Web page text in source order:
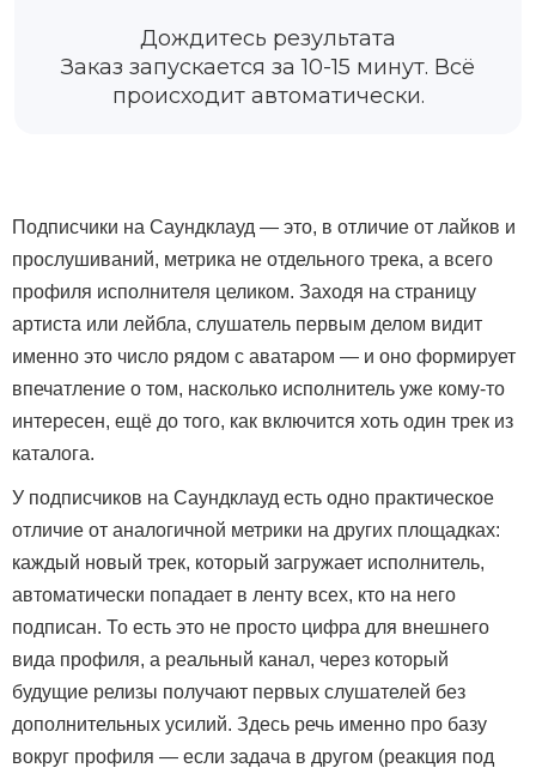
Дождитесь результата
Заказ запускается за 10-15 минут. Всё
происходит автоматически.
Подписчики на Саундклауд — это, в отличие от лайков и
прослушиваний, метрика не отдельного трека, а всего
профиля исполнителя целиком. Заходя на страницу
артиста или лейбла, слушатель первым делом видит
именно это число рядом с аватаром — и оно формирует
впечатление о том, насколько исполнитель уже кому-то
интересен, ещё до того, как включится хоть один трек из
каталога.
У подписчиков на Саундклауд есть одно практическое
отличие от аналогичной метрики на других площадках:
каждый новый трек, который загружает исполнитель,
автоматически попадает в ленту всех, кто на него
подписан. То есть это не просто цифра для внешнего
вида профиля, а реальный канал, через который
будущие релизы получают первых слушателей без
дополнительных усилий. Здесь речь именно про базу
вокруг профиля — если задача в другом (реакция под